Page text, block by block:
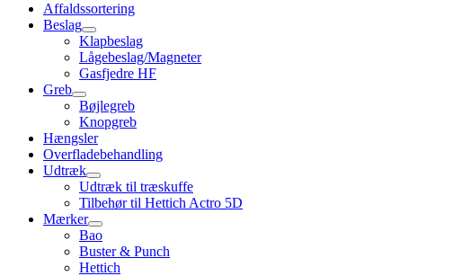
Affaldssortering
Beslag
Klapbeslag
Lågebeslag/Magneter
Gasfjedre HF
Greb
Bøjlegreb
Knopgreb
Hængsler
Overfladebehandling
Udtræk
Udtræk til træskuffe
Tilbehør til Hettich Actro 5D
Mærker
Bao
Buster & Punch
Hettich